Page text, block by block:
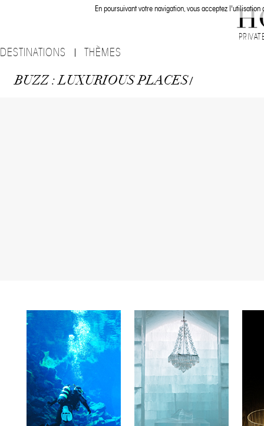
En poursuivant votre navigation, vous acceptez
DESTINATIONS THÈMES
BUZZ : LUXURIOUS PLACES/